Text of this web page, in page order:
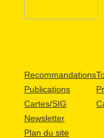
Recommandations
Publications
Cartes/SIG
Newsletter
Plan du site